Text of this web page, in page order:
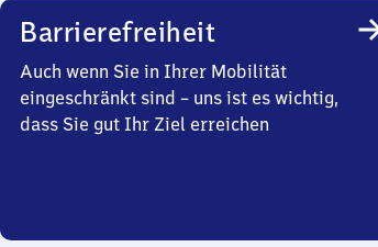
Barrierefreiheit
Auch wenn Sie in Ihrer Mobilität
eingeschränkt sind – uns ist es wichtig,
dass Sie gut Ihr Ziel erreichen